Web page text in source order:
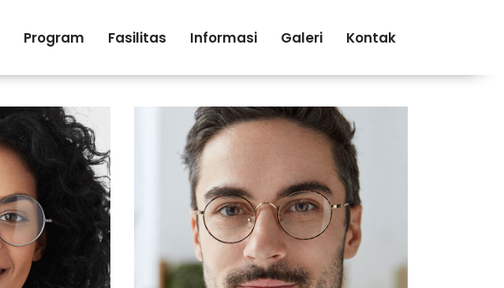
Program Fasilitas Informasi Galeri Kontak